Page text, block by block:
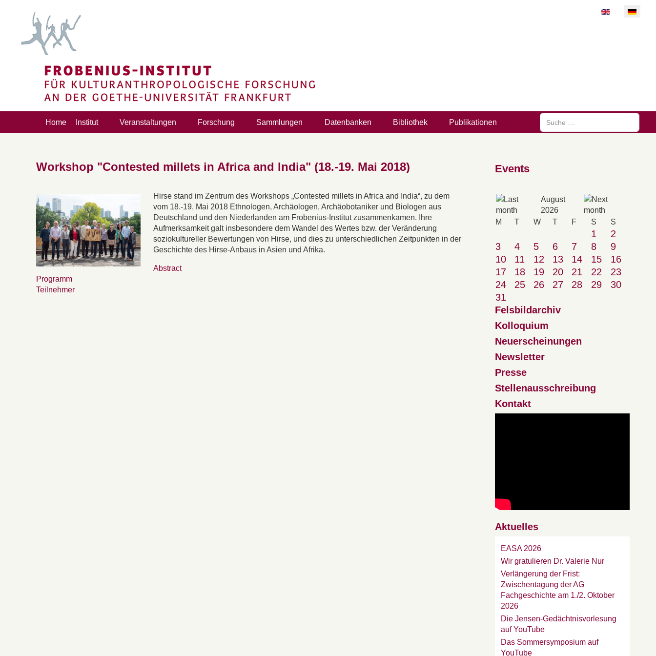
Sprache
Home Institut Veranstaltungen Forschung Sammlungen Datenbanken Bibliothek Publikationen
Suchen
Workshop "Contested millets in Africa and India" (18.-19. Mai 2018)
Hirse stand im Zentrum des Workshops „Contested millets in Africa and India“, zu dem
vom 18.-19. Mai 2018 Ethnologen, Archäologen, Archäobotaniker und Biologen aus
Deutschland und den Niederlanden am Frobenius-Institut zusammenkamen. Ihre
Aufmerksamkeit galt insbesondere dem Wandel des Wertes bzw. der Veränderung
soziokultureller Bewertungen von Hirse, und dies zu unterschiedlichen Zeitpunkten in der
Geschichte des Hirse-Anbaus in Asien und Afrika.
Abstract
Programm
Teilnehmer
Events
August
2026
M T W T F S S
1
2
3
4 5 6 7 8
9
10
11 12 13 14 15
16
17
18 19 20 21 22
23
24
25 26 27 28 29
30
31
Felsbildarchiv
Kolloquium
Neuerscheinungen
Newsletter
Presse
Stellenausschreibung
Kontakt
Aktuelles
EASA 2026
Wir gratulieren Dr. Valerie Nur
Verlängerung der Frist:
Zwischentagung der AG
Fachgeschichte am 1./2. Oktober
2026
Die Jensen-Gedächtnisvorlesung
auf YouTube
Das Sommersymposium auf
YouTube